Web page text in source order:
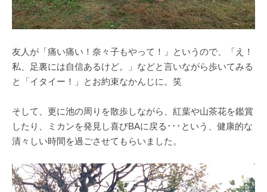
友人が「痛い痛い！奈々子もやって！」というので、「え！
私、足裏には自信あるけど。」などと言いながら歩いてみる
と「イタイー！」とお約束なかんじに。笑
そして、更に池の周りを散歩しながら、紅葉や山茶花を鑑賞
したり、ミカンを発見し喜びBAに戻る･･･という、健康的な
清々しい時間を過ごさせてもらいました。